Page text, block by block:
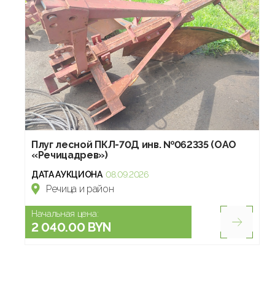
Плуг лесной ПКЛ-70Д инв. №062335 (ОАО
«Речицадрев»)
ДАТА АУКЦИОНА 08.09.2026
Речица и район
Начальная цена:
2 040.00 BYN